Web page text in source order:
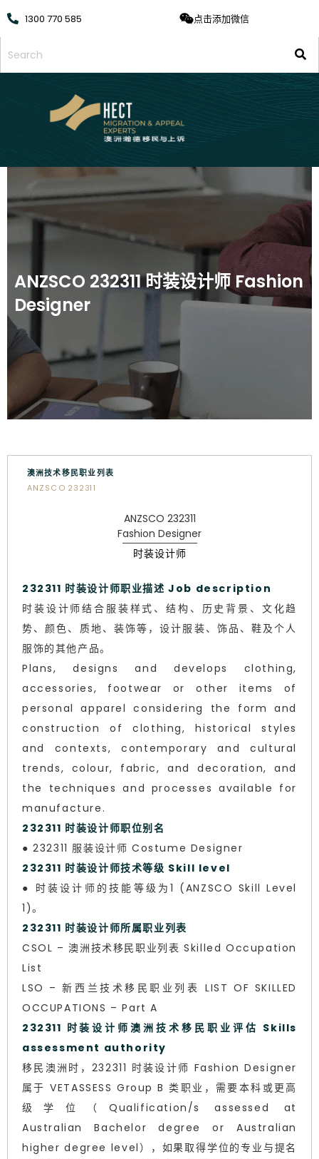
1300 770 585 点击添加微信
ANZSCO 232311 时装设计师 Fashion
Designer
澳洲技术移民职业列表
ANZSCO 232311
ANZSCO 232311
Fashion Designer
时装设计师
232311 时装设计师职业描述 Job description
时装设计师结合服装样式、结构、历史背景、文化趋
势、颜色、质地、装饰等，设计服装、饰品、鞋及个人
服饰的其他产品。
Plans, designs and develops clothing,
accessories, footwear or other items of
personal apparel considering the form and
construction of clothing, historical styles
and contexts, contemporary and cultural
trends, colour, fabric, and decoration, and
the techniques and processes available for
manufacture.
232311 时装设计师职位别名
● 232311 服装设计师 Costume Designer
232311 时装设计师技术等级 Skill level
● 时装设计师的技能等级为1 (ANZSCO Skill Level
1)。
232311 时装设计师所属职业列表
CSOL – 澳洲技术移民职业列表 Skilled Occupation
List
LSO – 新西兰技术移民职业列表 LIST OF SKILLED
OCCUPATIONS – Part A
232311 时装设计师澳洲技术移民职业评估 Skills
assessment authority
移民澳洲时，232311 时装设计师 Fashion Designer
属于 VETASSESS Group B 类职业，需要本科或更高
级学位（Qualification/s assessed at
Australian Bachelor degree or Australian
higher degree level），如果取得学位的专业与提名